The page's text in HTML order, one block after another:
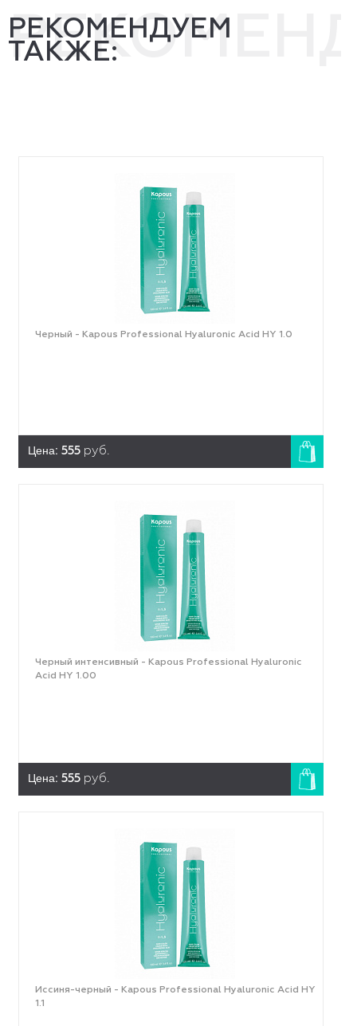
РЕКОМЕНДУЕМ
ТАКЖЕ:
Черный - Kapous Professional Hyaluronic Acid HY 1.0
Цена: 555 руб.
Черный интенсивный - Kapous Professional Hyaluronic
Acid HY 1.00
Цена: 555 руб.
Иссиня-черный - Kapous Professional Hyaluronic Acid HY
1.1